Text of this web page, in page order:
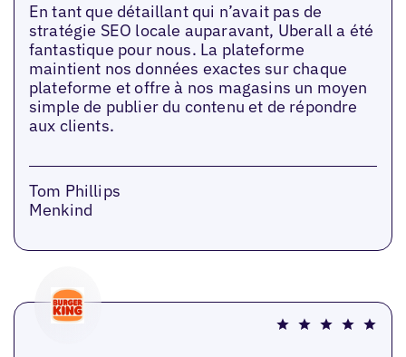
En tant que détaillant qui n’avait pas de
stratégie SEO locale auparavant, Uberall a été
fantastique pour nous. La plateforme
maintient nos données exactes sur chaque
plateforme et offre à nos magasins un moyen
simple de publier du contenu et de répondre
aux clients.
Tom Phillips
Menkind